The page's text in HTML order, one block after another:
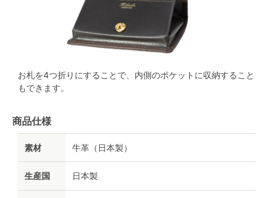
お札を4つ折りにすることで、内側のポケットに収納すること
もできます。
商品仕様
素材 牛革（日本製）
生産国 日本製